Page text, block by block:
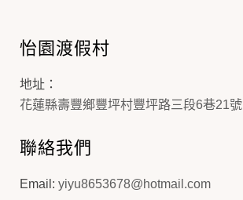
怡園渡假村
地址：
花蓮縣壽豐鄉豐坪村豐坪路三段6巷21號
聯絡我們
Email: yiyu8653678@hotmail.com